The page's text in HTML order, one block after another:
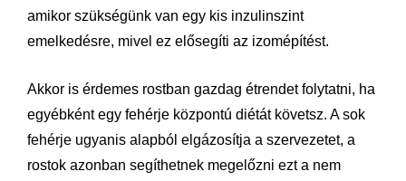
amikor szükségünk van egy kis inzulinszint
emelkedésre, mivel ez elősegíti az izomépítést.
Akkor is érdemes rostban gazdag étrendet folytatni, ha
egyébként egy fehérje központú diétát követsz. A sok
fehérje ugyanis alapból elgázosítja a szervezetet, a
rostok azonban segíthetnek megelőzni ezt a nem